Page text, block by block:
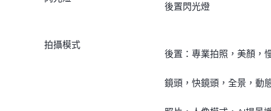
後置閃光燈
拍攝模式
後置：專業拍照，美顏，
鏡頭，快鏡頭，全景，動